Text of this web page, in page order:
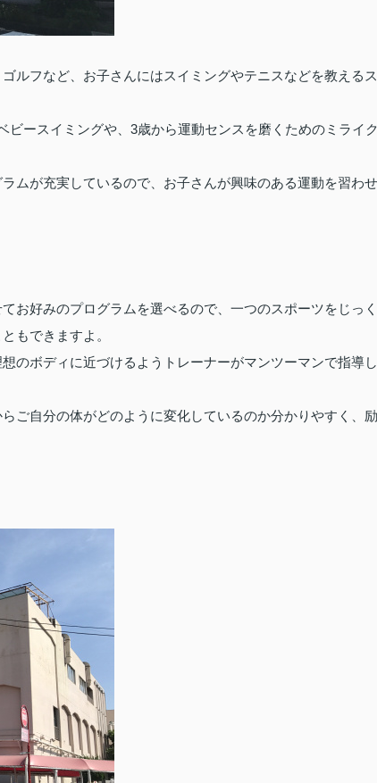
ルフなど、お子さんにはスイミングやテニスなどを教えるス
ビースイミングや、 3歳から運動センスを磨くためのミライ
ムが充実しているので、お子さんが興味のある運動を習わせ
お好みのプログラムを選べるので、一つのスポーツをじっく
もできますよ。
のボディに近づけるようトレーナーがマンツーマンで指導し
ご自分の体がどのように変化しているのか分かりやすく、励